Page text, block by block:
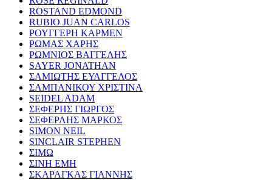
ROSTAND EDMOND
RUBIO JUAN CARLOS
ΡΟΥΓΓΕΡΗ ΚΑΡΜΕΝ
ΡΩΜΑΣ ΧΑΡΗΣ
ΡΩΜΝΙΟΣ ΒΑΓΓΕΛΗΣ
SAYER JONATHAN
ΣΑΜΙΩΤΗΣ ΕΥΑΓΓΕΛΟΣ
ΣΑΜΠΑΝΙΚΟΥ ΧΡΙΣΤΙΝΑ
SEIDEL ADAM
ΣΕΦΕΡΗΣ ΓΙΩΡΓΟΣ
ΣΕΦΕΡΛΗΣ ΜΑΡΚΟΣ
SIMON NEIL
SINCLAIR STEPHEN
ΣΙΜΩ
ΣΙΝΗ ΕΜΗ
ΣΚΑΡΑΓΚΑΣ ΓΙΑΝΝΗΣ